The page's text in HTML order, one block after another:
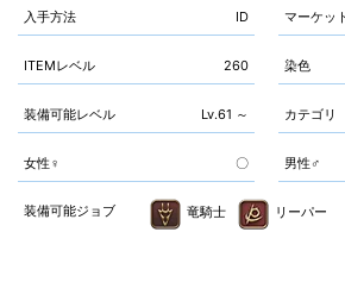
入手方法 ID マーケッ
ITEMレベル 260 染色
装備可能レベル Lv.61 ～ カテゴリ
女性♀ 〇 男性♂
装備可能ジョブ 竜騎士 リーパー